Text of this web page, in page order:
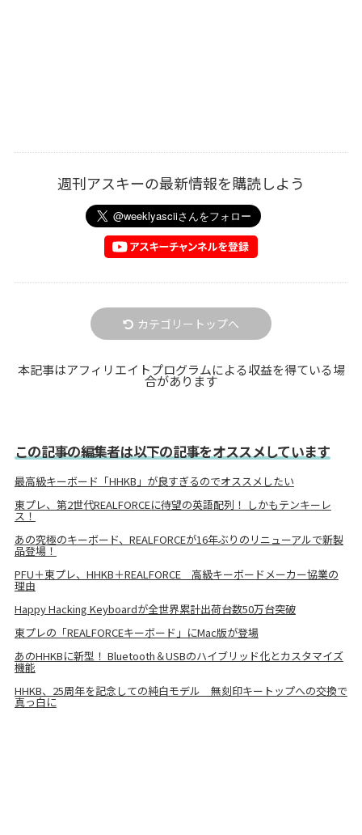
週刊アスキーの最新情報を購読しよう
カテゴリートップへ
本記事はアフィリエイトプログラムによる収益を得ている場
合があります
この記事の編集者は以下の記事をオススメしています
最高級キーボード「HHKB」が良すぎるのでオススメしたい
東プレ、第2世代REALFORCEに待望の英語配列！ しかもテンキーレ
ス！
あの究極のキーボード、REALFORCEが16年ぶりのリニューアルで新製
品登場！
PFU＋東プレ、HHKB＋REALFORCE 高級キーボードメーカー協業の
理由
Happy Hacking Keyboardが全世界累計出荷台数50万台突破
東プレの「REALFORCEキーボード」にMac版が登場
あのHHKBに新型！ Bluetooth＆USBのハイブリッド化とカスタマイズ
機能
HHKB、25周年を記念しての純白モデル 無刻印キートップへの交換で
真っ白に